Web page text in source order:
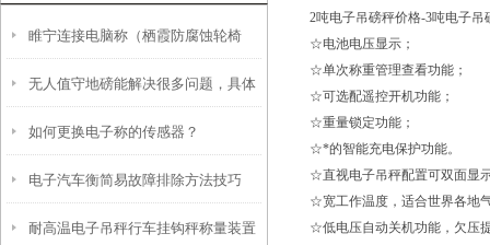
睢宁连接电脑称（栖霞防腐蚀轮椅
秤）吕巷防爆电子台称）古北隔爆吊
秤维修
无人值守地磅能解决很多问题，具体
有哪些方面的呢
如何更换电子称的传感器？
电子汽车衡简易故障排除方法技巧
耐高温电子吊秤行车挂钩秤称量装置
2吨电子吊磅秤价格-3吨电子
☆电池电压显示；
☆单次称重管理查看功能；
☆可选配遥控开机功能；
☆重量锁定功能；
☆*的智能充电保护功能。
☆直视电子吊秤配置可双面显
☆宽工作温度，适合世界各地
☆低电压自动关机功能，欠压